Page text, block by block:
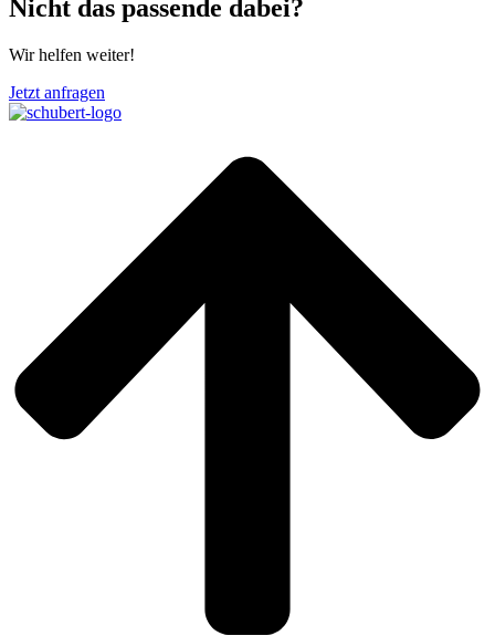
Nicht das passende dabei?
Wir helfen weiter!
Jetzt anfragen